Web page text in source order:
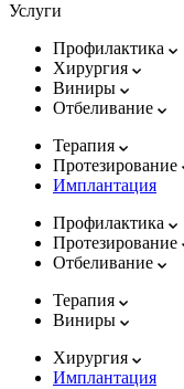
Услуги
Профилактика
Хирургия
Виниры
Отбеливание
Терапия
Протезирование
Имплантация
Профилактика
Протезирование
Отбеливание
Терапия
Виниры
Хирургия
Имплантация